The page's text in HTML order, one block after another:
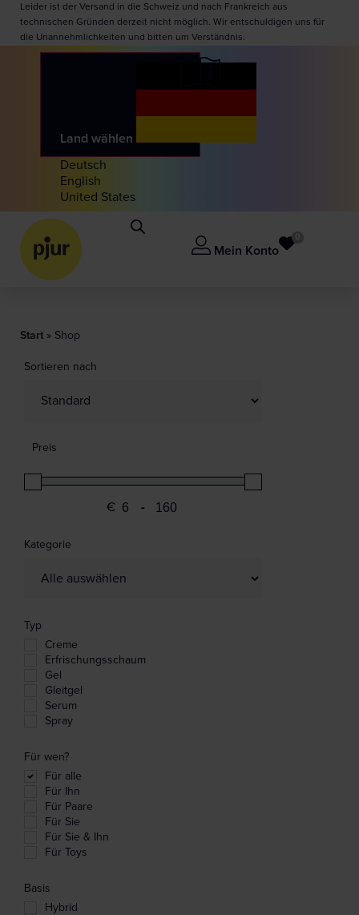
Leider ist der Versand in die Schweiz und nach Frankreich aus
technischen Gründen derzeit nicht möglich. Wir entschuldigen uns für
die Unannehmlichkeiten und bitten um Verständnis.
Land wählen
Deutsch
English
United States
Mein Konto
Start » Shop
Sortieren nach
Preis
€ Minimum Price
- Maximum Price
Kategorie
Typ
Creme
Erfrischungsschaum
Gel
Gleitgel
Serum
Spray
Für wen?
Für alle
Für Ihn
Für Paare
Für Sie
Für Sie & Ihn
Für Toys
Basis
Hybrid